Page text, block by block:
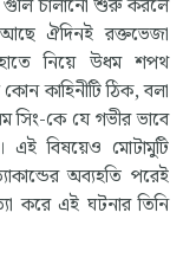
গুলি চালানো শুরু করলে
ঐদিনই রক্তভেজা
হাতে নিয়ে উধম শপথ
কাহিনীটি ঠিক, বলা
সিং-কে যে গভীর ভাবে
এই বিষয়েও মোটামুটি
অব্যহতি পরেই
করে এই ঘটনার তিনি